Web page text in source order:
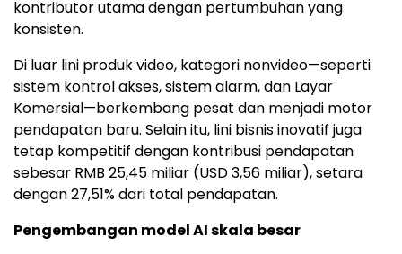
kontributor utama dengan pertumbuhan yang
konsisten.
Di luar lini produk video, kategori nonvideo—seperti
sistem kontrol akses, sistem alarm, dan Layar
Komersial—berkembang pesat dan menjadi motor
pendapatan baru. Selain itu, lini bisnis inovatif juga
tetap kompetitif dengan kontribusi pendapatan
sebesar RMB 25,45 miliar (USD 3,56 miliar), setara
dengan 27,51% dari total pendapatan.
Pengembangan model AI skala besar